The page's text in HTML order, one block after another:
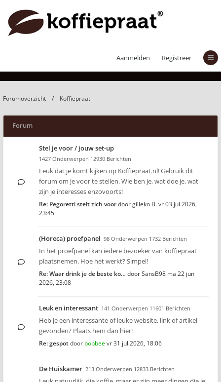
Aanmelden Registreer
Forumoverzicht Koffiepraat
Forum
Stel je voor / jouw set-up
1427 Onderwerpen 12930 Berichten
Leuk dat je komt kijken op Koffiepraat.nl! Gebruik dit
forum om je voor te stellen. Wie ben je, wat doe je, wat
zijn je interesses enzovoorts!
Re: Pegoretti stelt zich voordoorgilleko B.vr 03 jul 2026,
23:45
(Horeca) proefpanel 98 Onderwerpen 1732 Berichten
In het proefpanel kan iedere bezoeker van koffiepraat
plaatsnemen. Hoe het werkt? Simpel!
Re: Waar drink je de beste ko… doorSansB98 ma 22 jun
2026, 23:08
Leuk en interessant 141 Onderwerpen 11601 Berichten
Heb je een interessante of leuke website, link of artikel
gevonden? Plaats hem dan hier!
Re: gespotdoor bobbeevr 31 jul 2026, 18:06
De Huiskamer 213 Onderwerpen 12833 Berichten